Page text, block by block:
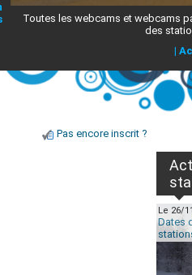
Toutes les webcams et webcams
des
|
Pas encore inscrit ?
Le 26/
Dates